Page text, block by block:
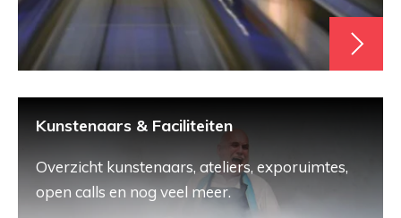
Kunstenaars & Faciliteiten
Overzicht kunstenaars, ateliers, exporuimtes,
open calls en nog veel meer.